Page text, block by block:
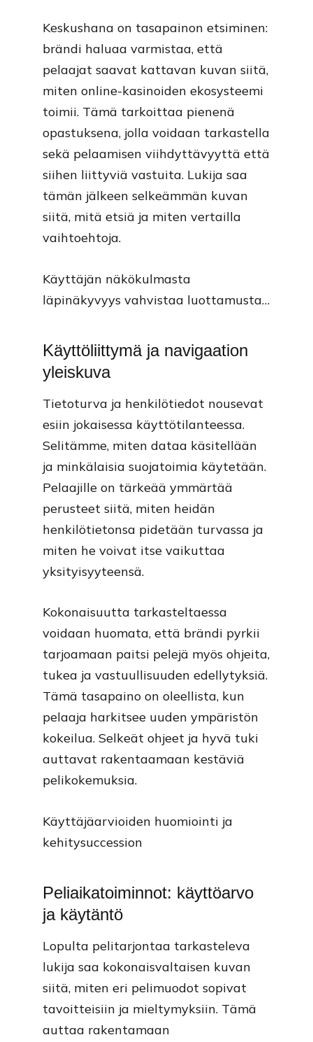
Keskushana on tasapainon etsiminen:
brändi haluaa varmistaa, että
pelaajat saavat kattavan kuvan siitä,
miten online-kasinoiden ekosysteemi
toimii. Tämä tarkoittaa pienenä
opastuksena, jolla voidaan tarkastella
sekä pelaamisen viihdyttävyyttä että
siihen liittyviä vastuita. Lukija saa
tämän jälkeen selkeämmän kuvan
siitä, mitä etsiä ja miten vertailla
vaihtoehtoja.
Käyttäjän näkökulmasta
läpinäkyvyys vahvistaa luottamusta…
Käyttöliittymä ja navigaation
yleiskuva
Tietoturva ja henkilötiedot nousevat
esiin jokaisessa käyttötilanteessa.
Selitämme, miten dataa käsitellään
ja minkälaisia suojatoimia käytetään.
Pelaajille on tärkeää ymmärtää
perusteet siitä, miten heidän
henkilötietonsa pidetään turvassa ja
miten he voivat itse vaikuttaa
yksityisyyteensä.
Kokonaisuutta tarkasteltaessa
voidaan huomata, että brändi pyrkii
tarjoamaan paitsi pelejä myös ohjeita,
tukea ja vastuullisuuden edellytyksiä.
Tämä tasapaino on oleellista, kun
pelaaja harkitsee uuden ympäristön
kokeilua. Selkeät ohjeet ja hyvä tuki
auttavat rakentaamaan kestäviä
pelikokemuksia.
Käyttäjäarvioiden huomiointi ja
kehitysuccession
Peliaikatoiminnot: käyttöarvo
ja käytäntö
Lopulta pelitarjontaa tarkasteleva
lukija saa kokonaisvaltaisen kuvan
siitä, miten eri pelimuodot sopivat
tavoitteisiin ja mieltymyksiin. Tämä
auttaa rakentamaan